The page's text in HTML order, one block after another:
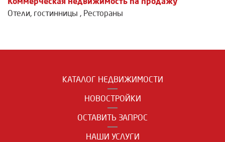
Отели, гостинницы , Рестораны
КАТАЛОГ НЕДВИЖИМОСТИ
НОВОСТРОЙКИ
ОСТАВИТЬ ЗАПРОС
НАШИ УСЛУГИ